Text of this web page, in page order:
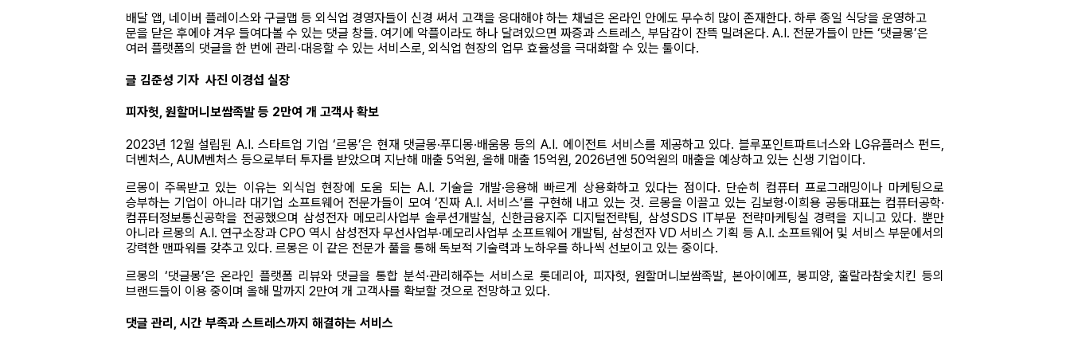
배달 앱, 네이버 플레이스와 구글맵 등 외식업 경영자들이 신경 써서 고객을 응대해야 하는 채널은 온라인 안에도 무수히 많이 존재한다. 하루 종일 식당을 운영하고
문을 닫은 후에야 겨우 들여다볼 수 있는 댓글 창들. 여기에 악플이라도 하나 달려있으면 짜증과 스트레스, 부담감이 잔뜩 밀려온다. A.I. 전문가들이 만든 ‘댓글몽’은
여러 플랫폼의 댓글을 한 번에 관리·대응할 수 있는 서비스로, 외식업 현장의 업무 효율성을 극대화할 수 있는 툴이다.
글 김준성 기자 사진 이경섭 실장
피자헛, 원할머니보쌈족발 등 2만여 개 고객사 확보
2023년 12월 설립된 A.I. 스타트업 기업 ‘르몽’은 현재 댓글몽·푸디몽·배움몽 등의 A.I. 에이전트 서비스를 제공하고 있다. 블루포인트파트너스와 LG유플러스 펀드,
더벤처스, AUM벤처스 등으로부터 투자를 받았으며 지난해 매출 5억원, 올해 매출 15억원, 2026년엔 50억원의 매출을 예상하고 있는 신생 기업이다.
르몽이 주목받고 있는 이유는 외식업 현장에 도움 되는 A.I. 기술을 개발·응용해 빠르게 상용화하고 있다는 점이다. 단순히 컴퓨터 프로그래밍이나 마케팅으로
승부하는 기업이 아니라 대기업 소프트웨어 전문가들이 모여 ‘진짜 A.I. 서비스’를 구현해 내고 있는 것. 르몽을 이끌고 있는 김보형·이희용 공동대표는 컴퓨터공학·
컴퓨터정보통신공학을 전공했으며 삼성전자 메모리사업부 솔루션개발실, 신한금융지주 디지털전략팀, 삼성SDS IT부문 전략마케팅실 경력을 지니고 있다. 뿐만
아니라 르몽의 A.I. 연구소장과 CPO 역시 삼성전자 무선사업부·메모리사업부 소프트웨어 개발팀, 삼성전자 VD 서비스 기획 등 A.I. 소프트웨어 및 서비스 부문에서의
강력한 맨파워를 갖추고 있다. 르몽은 이 같은 전문가 풀을 통해 독보적 기술력과 노하우를 하나씩 선보이고 있는 중이다.
르몽의 ‘댓글몽’은 온라인 플랫폼 리뷰와 댓글을 통합 분석·관리해주는 서비스로 롯데리아, 피자헛, 원할머니보쌈족발, 본아이에프, 봉피양, 훌랄라참숯치킨 등의
브랜드들이 이용 중이며 올해 말까지 2만여 개 고객사를 확보할 것으로 전망하고 있다.
댓글 관리, 시간 부족과 스트레스까지 해결하는 서비스